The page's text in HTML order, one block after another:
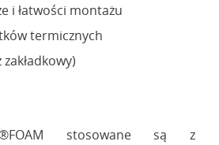
i łatwości montażu
termicznych
stosowane są z